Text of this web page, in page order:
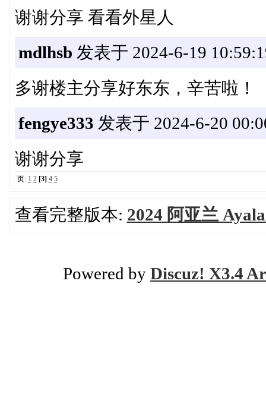
谢谢分享 看看外星人
mdlhsb 发表于 2024-6-19
多谢楼主分享好东东，辛苦啦！
fengye333 发表于 2024-6-20
谢谢分享
页: 1 2 [3] 4 5
查看完整版本: 2024 阿亚兰
Powered by Discuz! X3.4